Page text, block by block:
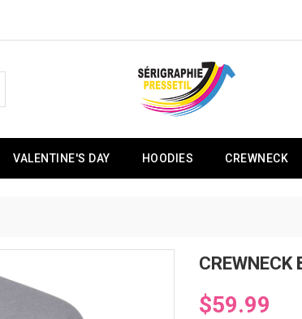
VALENTINE'S DAY HOODIES CREWNECK
CREWNECK
$59.99